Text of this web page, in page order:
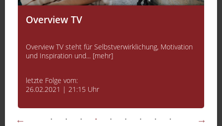
Overview TV
Overview TV steht für Selbstverwirklichung, Motivation
und Inspiration und... [mehr]
letzte Folge vom:
26.02.2021 | 21:15 Uhr